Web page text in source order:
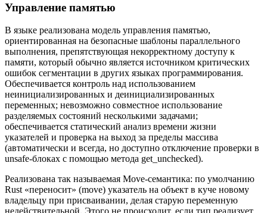
Управление памятью
В языке реализована модель управления памятью,
ориентированная на безопасные шаблоны параллельного
выполнения, препятствующая некорректному доступу к
памяти, который обычно является источником критических
ошибок сегментации в других языках программирования.
Обеспечивается контроль над использованием
неинициализированных и деинициализированных
переменных; невозможно совместное использование
разделяемых состояний несколькими задачами;
обеспечивается статический анализ времени жизни
указателей и проверка на выход за пределы массива
(автоматически и всегда, но доступно отключение проверки в
unsafe-блоках с помощью метода get_unchecked).
Реализована так называемая Move-семантика: по умолчанию
Rust «переносит» (move) указатель на объект в куче новому
владельцу при присваивании, делая старую переменную